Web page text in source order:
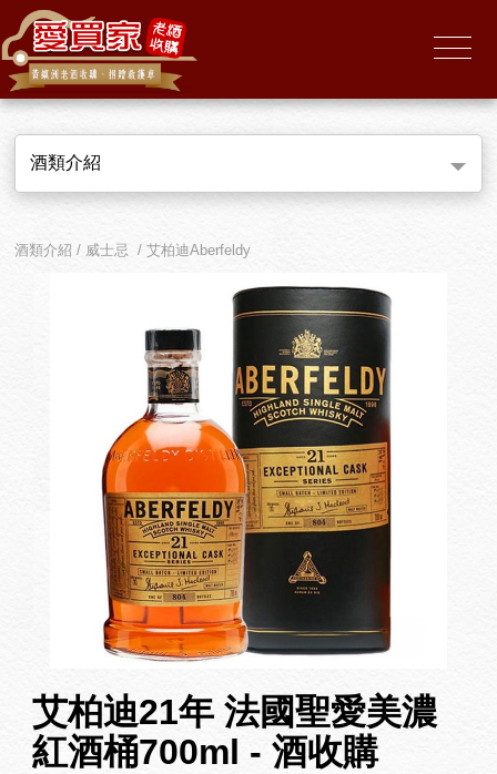
酒類介紹
酒類介紹 / 威士忌 / 艾柏迪Aberfeldy
艾柏迪21年 法國聖愛美濃
紅酒桶700ml - 酒收購